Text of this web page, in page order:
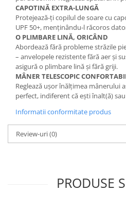
CAPOTINĂ EXTRA-LUNGĂ
Protejează-ți copilul de soare cu
UPF 50+, menținându-l răcoros
O PLIMBARE LINĂ, ORICÂND
Abordează fără probleme străzile
– anvelopele rezistente fără aer și
asigură o plimbare lină și fără griji.
MÂNER TELESCOPIC
Reglează ușor înălțimea mânerului
perfect, indiferent că ești înalt(ă)
Informatii conformitate produs
Review-uri(0)
PRODUSE